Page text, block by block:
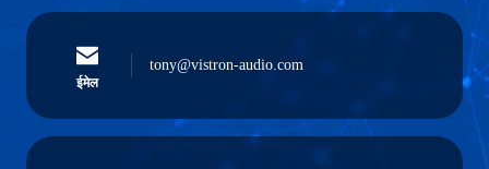
ईमेल
tony@vistron-audio.com